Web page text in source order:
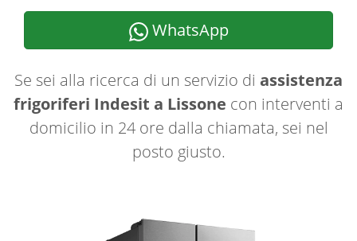
WhatsApp
Se sei alla ricerca di un servizio di assistenza
frigoriferi Indesit a Lissone con interventi a
domicilio in 24 ore dalla chiamata, sei nel
posto giusto.